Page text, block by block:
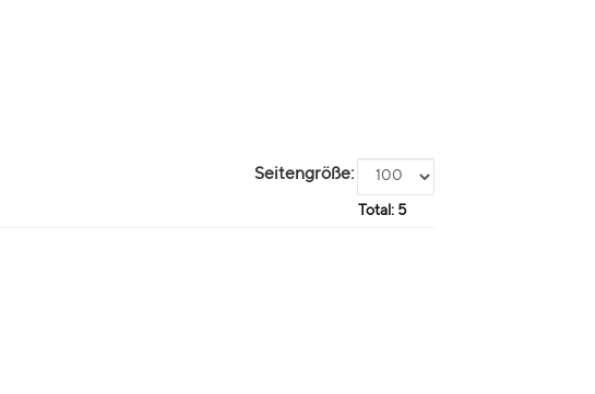
Seitengröße:
Total: 5